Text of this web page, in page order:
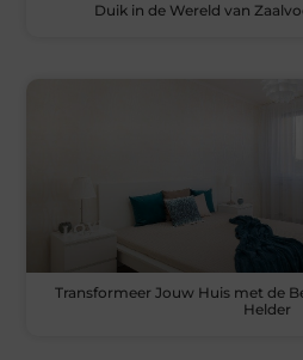
Duik in de Wereld van
Transformeer Jouw Huis met de
Helder